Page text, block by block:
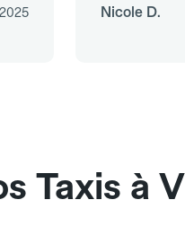
Nicole D.
Taxis à